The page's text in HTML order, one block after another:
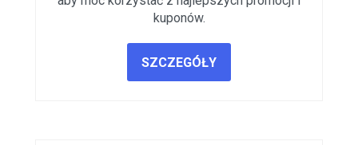
kuponów.
SZCZEGÓŁY